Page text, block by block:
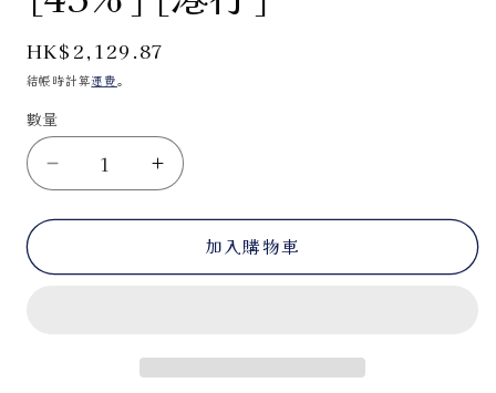
多
體
檔
1
定
價
HK$2,129.87
結帳時計算運費。
數量
Glenlivet
21
Years
[港
Glenlivet
21
Years
[43%]
[港
加入購物車